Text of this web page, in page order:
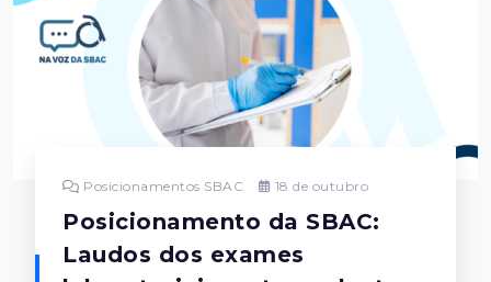
Posicionamentos SBAC 18 de outubro
Posicionamento da SBAC:
Laudos dos exames